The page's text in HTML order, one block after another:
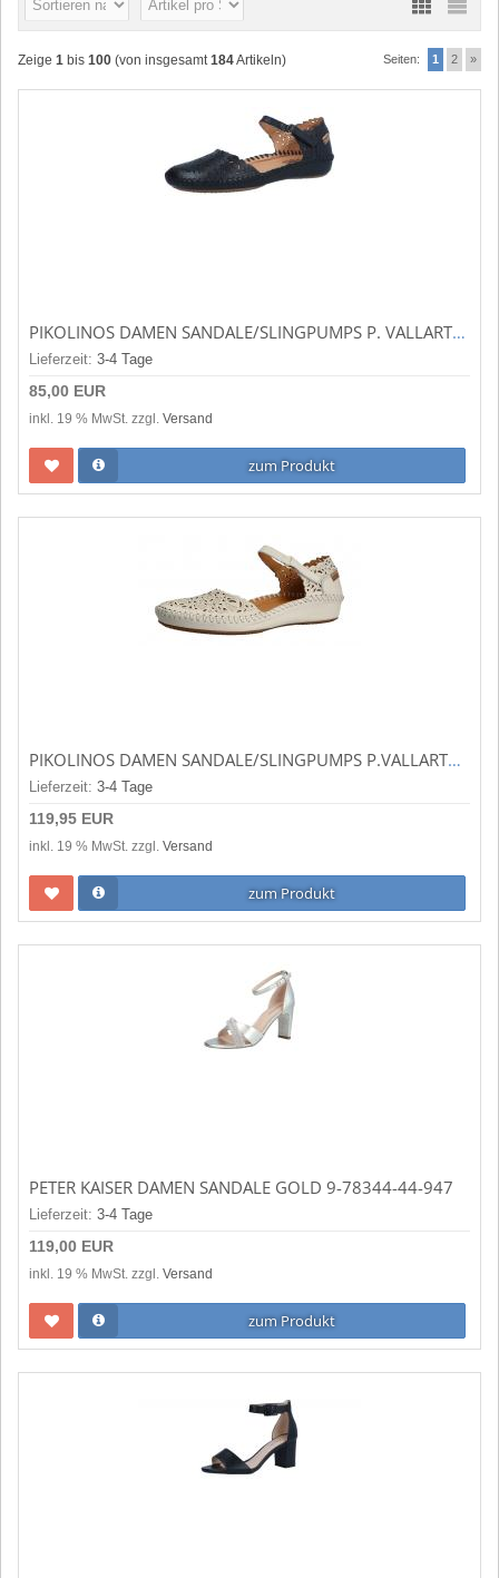
Zeige 1 bis 100 (von insgesamt 184Artikeln) Seiten: 1 2 »
PIKOLINOS DAMEN SANDALE/SLINGPUMPS P. VALLARTA 655 BLACK (SCHWARZ) 655-0906 BLACK
Lieferzeit: 3-4 Tage
85,00 EUR
inkl. 19 % MwSt. zzgl. Versand
zum Produkt
PIKOLINOS DAMEN SANDALE/SLINGPUMPS P.VALLARTA NATA (WEISS) 655-0906 NATA
Lieferzeit: 3-4 Tage
119,95 EUR
inkl. 19 % MwSt. zzgl. Versand
zum Produkt
PETER KAISER DAMEN SANDALE GOLD 9-78344-44-947
Lieferzeit: 3-4 Tage
119,00 EUR
inkl. 19 % MwSt. zzgl. Versand
zum Produkt